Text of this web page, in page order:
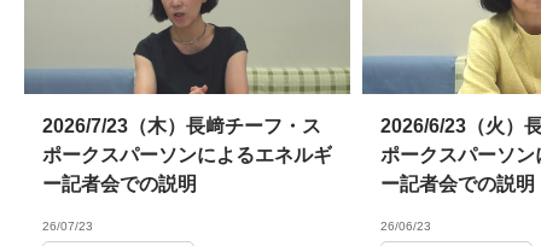
2026/7/23（木）長﨑チーフ・ス
ポークスパーソンによるエネルギ
ー記者会での説明
26/07/23
2026/6/23（火）
ポークスパーソ
ー記者会での説明
26/06/23